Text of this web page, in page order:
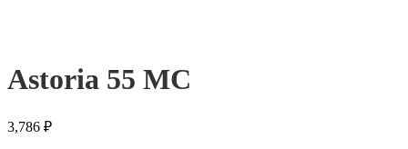
Astoria 55 МС
3,786 ₽